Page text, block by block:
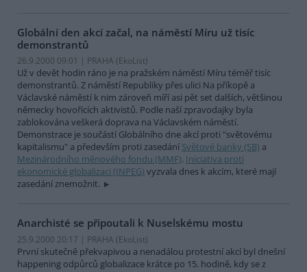
Globální den akcí začal, na náměstí Míru už tisíc
demonstrantů
26.9.2000 09:01 | PRAHA (EkoList)
Už v devět hodin ráno je na pražském náměstí Míru téměř tisíc
demonstrantů. Z náměstí Republiky přes ulici Na příkopě a
Václavské náměstí k nim zároveň míří asi pět set dalších, většinou
německy hovořících aktivistů. Podle naší zpravodajky byla
zablokována veškerá doprava na Václavském náměstí.
Demonstrace je součástí Globálního dne akcí proti "světovému
kapitalismu" a především proti zasedání Světové banky (SB) a
Mezinárodního měnového fondu (MMF). Iniciativa proti
ekonomické globalizaci (INPEG) vyzvala dnes k akcím, které mají
zasedání znemožnit.
Anarchisté se připoutali k Nuselskému mostu
25.9.2000 20:17 | PRAHA (EkoList)
První skutečně překvapivou a nenadálou protestní akcí byl dnešní
happening odpůrců globalizace krátce po 15. hodině, kdy se z